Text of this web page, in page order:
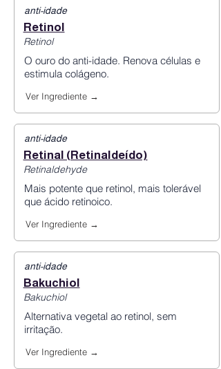
anti-idade
Retinol
Retinol
O ouro do anti-idade. Renova células e
estimula colágeno.
Ver Ingrediente →
anti-idade
Retinal (Retinaldeído)
Retinaldehyde
Mais potente que retinol, mais tolerável
que ácido retinoico.
Ver Ingrediente →
anti-idade
Bakuchiol
Bakuchiol
Alternativa vegetal ao retinol, sem
irritação.
Ver Ingrediente →